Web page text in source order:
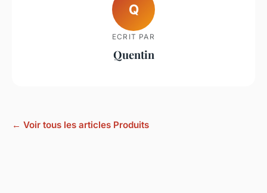
Q
ECRIT PAR
Quentin
← Voir tous les articles Produits